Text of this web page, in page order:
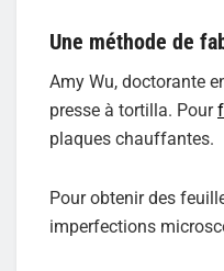
Une méthode de
Amy Wu, doctorante
presse à tortilla. Pour
plaques chauffantes.
Pour obtenir des
imperfections